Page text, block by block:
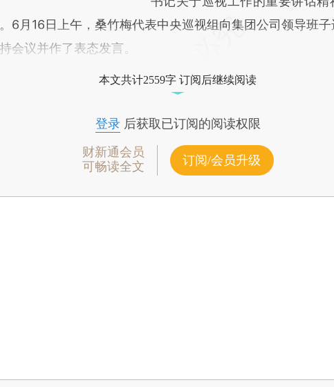
6月16日上午，桑竹梅代表中央巡视组向集团公司领导班子
会议并作了表态发言。
本文共计2559字 订阅后继续阅读
登录后获取已订阅的阅读权限
财新通会员
可畅读全文
订阅/会员升级